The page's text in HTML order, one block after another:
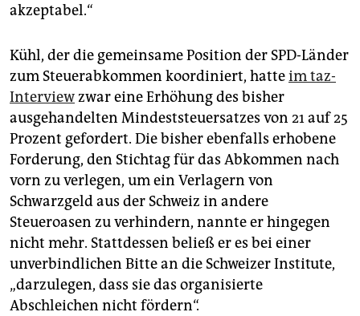
akzeptabel.“
Kühl, der die gemeinsame Position der SPD-Länder
zum Steuerabkommen koordiniert, hatteim taz-
Interviewzwar eine Erhöhung des bisher
ausgehandelten Mindeststeuersatzes von 21 auf 25
Prozent gefordert. Die bisher ebenfalls erhobene
Forderung, den Stichtag für das Abkommen nach
vorn zu verlegen, um ein Verlagern von
Schwarzgeld aus der Schweiz in andere
Steueroasen zu verhindern, nannte er hingegen
nicht mehr. Stattdessen beließ er es bei einer
unverbindlichen Bitte an die Schweizer Institute,
„darzulegen, dass sie das organisierte
Abschleichen nicht fördern“.